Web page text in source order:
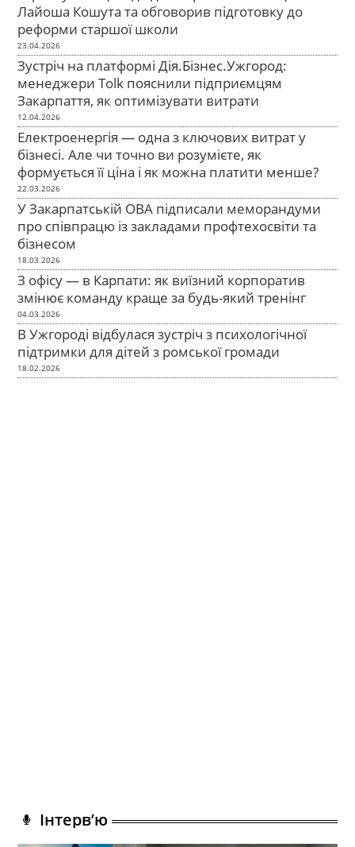
Лайоша Кошута та обговорив підготовку до
реформи старшої школи
23.04.2026
Зустріч на платформі Дія.Бізнес.Ужгород:
менеджери Tolk пояснили підприємцям
Закарпаття, як оптимізувати витрати
12.04.2026
Електроенергія — одна з ключових витрат у
бізнесі. Але чи точно ви розумієте, як
формується її ціна і як можна платити менше?
22.03.2026
У Закарпатській ОВА підписали меморандуми
про співпрацю із закладами профтехосвіти та
бізнесом
18.03.2026
З офісу — в Карпати: як виїзний корпоратив
змінює команду краще за будь-який тренінг
04.03.2026
В Ужгороді відбулася зустріч з психологічної
підтримки для дітей з ромської громади
18.02.2026
Інтерв’ю